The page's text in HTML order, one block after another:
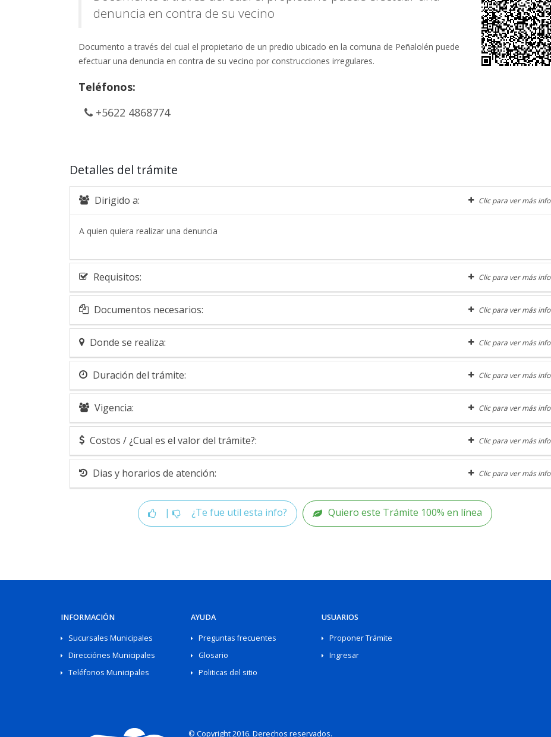
denuncia en contra de su vecino
Documento a través del cual el propietario de un predio ubicado en la comuna de Peñalolén puede
efectuar una denuncia en contra de su vecino por construcciones irregulares.
Teléfonos:
+5622 4868774
Detalles del trámite
Dirigido a: Clic para ver más info
A quien quiera realizar una denuncia
Requisitos: Clic para ver más info
Documentos necesarios: Clic para ver más info
Donde se realiza: Clic para ver más info
Duración del trámite: Clic para ver más info
Vigencia: Clic para ver más info
Costos / ¿Cual es el valor del trámite?: Clic para ver más info
Dias y horarios de atención: Clic para ver más info
| ¿Te fue util esta info? Quiero este Trámite 100% en línea
INFORMACIÓN
Sucursales Municipales
Direcciónes Municipales
Teléfonos Municipales
AYUDA
Preguntas frecuentes
Glosario
Politicas del sitio
USUARIOS
Proponer Trámite
Ingresar
© Copyright 2016. Derechos reservados.